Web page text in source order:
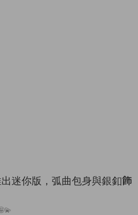
迷你版，弧曲包身與銀釦飾